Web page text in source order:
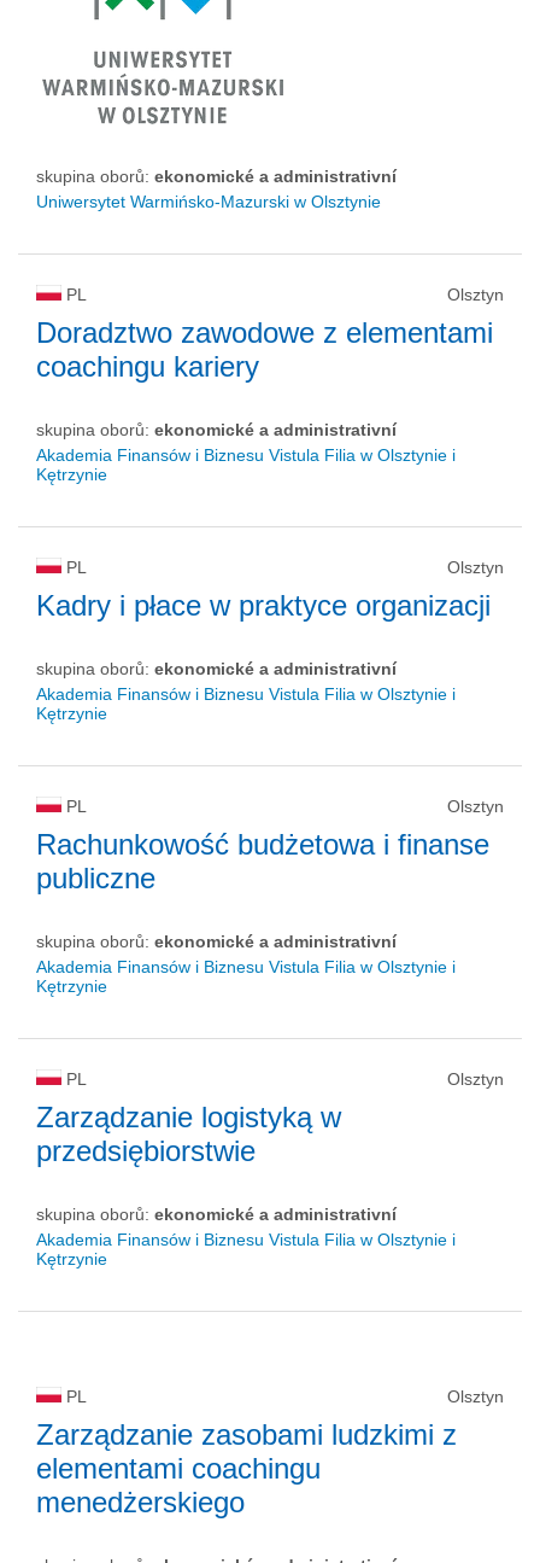
skupina oborů: ekonomické a administrativní
Uniwersytet Warmińsko-Mazurski w Olsztynie
PL Olsztyn
Doradztwo zawodowe z elementami
coachingu kariery
skupina oborů: ekonomické a administrativní
Akademia Finansów i Biznesu Vistula Filia w Olsztynie i
Kętrzynie
PL Olsztyn
Kadry i płace w praktyce organizacji
skupina oborů: ekonomické a administrativní
Akademia Finansów i Biznesu Vistula Filia w Olsztynie i
Kętrzynie
PL Olsztyn
Rachunkowość budżetowa i finanse
publiczne
skupina oborů: ekonomické a administrativní
Akademia Finansów i Biznesu Vistula Filia w Olsztynie i
Kętrzynie
PL Olsztyn
Zarządzanie logistyką w
przedsiębiorstwie
skupina oborů: ekonomické a administrativní
Akademia Finansów i Biznesu Vistula Filia w Olsztynie i
Kętrzynie
PL Olsztyn
Zarządzanie zasobami ludzkimi z
elementami coachingu
menedżerskiego